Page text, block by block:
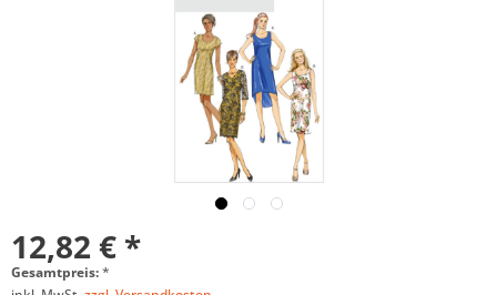
12,82 € *
Gesamtpreis:*